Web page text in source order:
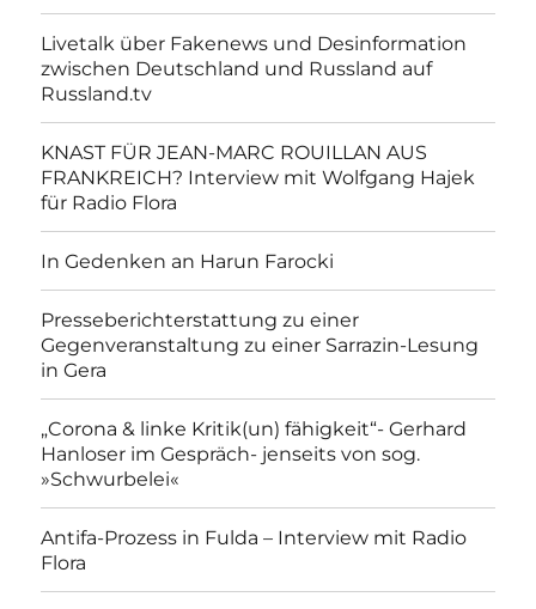
Livetalk über Fakenews und Desinformation
zwischen Deutschland und Russland auf
Russland.tv
KNAST FÜR JEAN-MARC ROUILLAN AUS
FRANKREICH? Interview mit Wolfgang Hajek
für Radio Flora
In Gedenken an Harun Farocki
Presseberichterstattung zu einer
Gegenveranstaltung zu einer Sarrazin-Lesung
in Gera
„Corona & linke Kritik(un) fähigkeit“- Gerhard
Hanloser im Gespräch- jenseits von sog.
»Schwurbelei«
Antifa-Prozess in Fulda – Interview mit Radio
Flora